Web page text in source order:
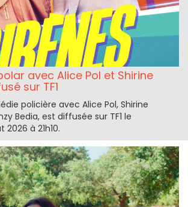
avec Alice Pol et Shirine
sur TF1
policière avec Alice Pol, Shirine
Bedia, est diffusée sur TF1 le
à 21h10.